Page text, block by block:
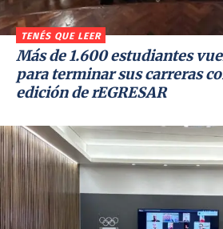
TENÉS QUE LEER
Más de 1.600 estudiantes
para terminar sus carreras
edición de rEGRESAR